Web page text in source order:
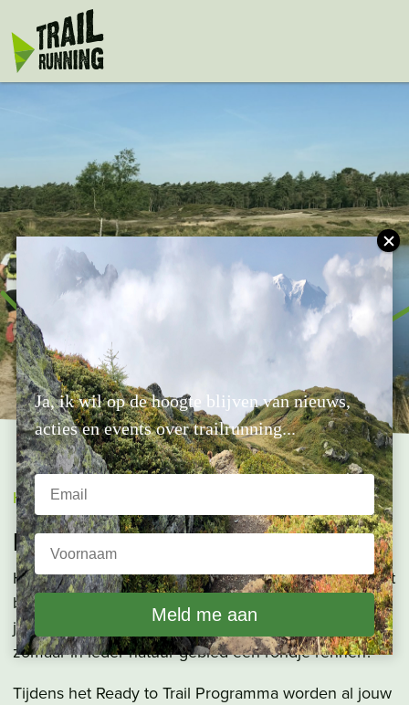
Ready to Trail
Home»Ready to Trail
Het Ready to Trail Programma
Het is normaal dat je als beginnende Trail Runner met
bepaalde vragen zit. Loop je bijvoorbeeld wel op de
juiste schoenen? Wat moet je meenemen? En mag je
zomaar in ieder natuur gebied een rondje rennen?
Tijdens het Ready to Trail Programma worden al jouw
Ja, ik wil op de hoogte blijven van nieuws,
acties en events over trailrunning...